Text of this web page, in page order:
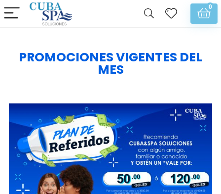
0
PROMOCIONES VIGENTES DEL
MES